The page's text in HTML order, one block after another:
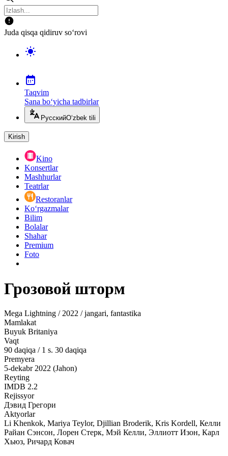
Juda qisqa qidiruv so‘rovi
Taqvim
Sana bo‘yicha tadbirlar
РусскийO‘zbek tili
Kirish
Kino
Konsertlar
Mashhurlar
Teatrlar
Restoranlar
Ko‘rgazmalar
Bilim
Bolalar
Shahar
Premium
Foto
Грозовой шторм
Mega Lightning / 2022 / jangari, fantastika
Mamlakat
Buyuk Britaniya
Vaqt
90 daqiqa / 1 s. 30 daqiqa
Premyera
5-dekabr 2022 (Jahon)
Reyting
IMDB 2.2
Rejissyor
Дэвид Грегори
Aktyorlar
Li Khenkok, Mariya Teylor, Djillian Broderik, Kris Kordell, Келли
Райан Сэнсон, Лорен Стерк, Мэй Келли, Эллиотт Изон, Карл
Хьюз, Ричард Ковач